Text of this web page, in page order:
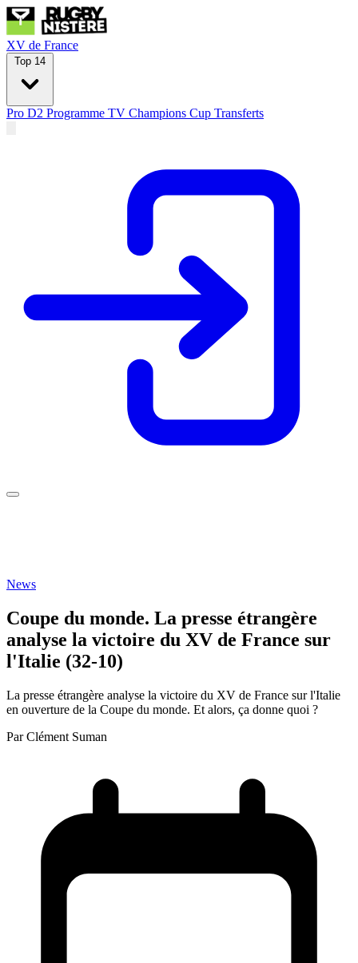
XV de France
Top 14
Pro D2 Programme TV Champions Cup Transferts
News
Coupe du monde. La presse étrangère
analyse la victoire du XV de France sur
l'Italie (32-10)
La presse étrangère analyse la victoire du XV de France sur l'Italie
en ouverture de la Coupe du monde. Et alors, ça donne quoi ?
Par Clément Suman